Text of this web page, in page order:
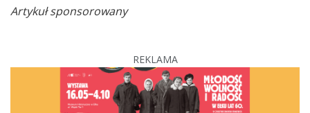
Artykuł sponsorowany
REKLAMA